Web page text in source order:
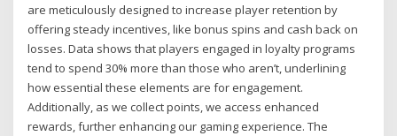
are meticulously designed to increase player retention by
offering steady incentives, like bonus spins and cash back on
losses. Data shows that players engaged in loyalty programs
tend to spend 30% more than those who aren’t, underlining
how essential these elements are for engagement.
Additionally, as we collect points, we access enhanced
rewards, further enhancing our gaming experience. The